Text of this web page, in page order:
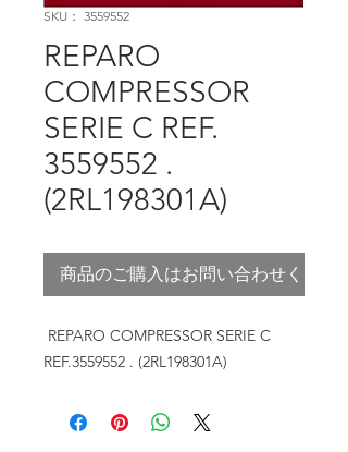
SKU： 3559552
REPARO
COMPRESSOR
SERIE C REF.
3559552 .
(2RL198301A)
商品のご購入はお問い合わせください
REPARO COMPRESSOR SERIE C
REF.3559552 . (2RL198301A)